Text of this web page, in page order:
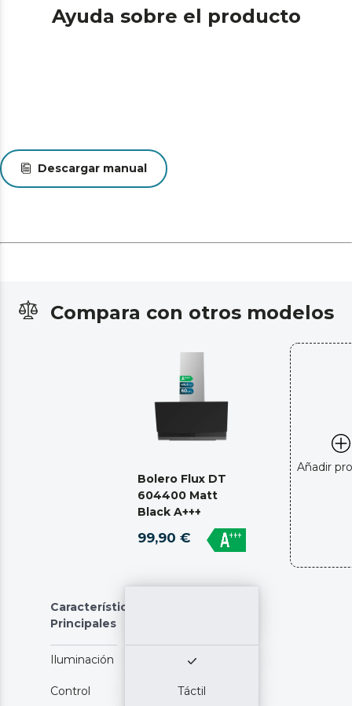
Ayuda sobre el producto
Descargar manual
Compara con otros modelos
Bolero Flux DT
604400 Matt
Black A+++
99,90 €
Añadir
Características
Principales
Iluminación
Control Táctil